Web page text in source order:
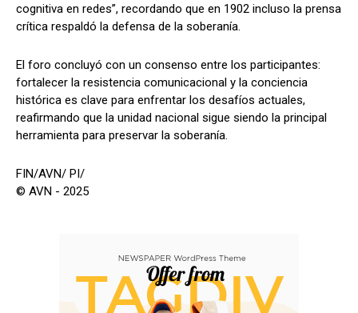
cognitiva en redes”, recordando que en 1902 incluso la prensa
crítica respaldó la defensa de la soberanía.
El foro concluyó con un consenso entre los participantes:
fortalecer la resistencia comunicacional y la conciencia
histórica es clave para enfrentar los desafíos actuales,
reafirmando que la unidad nacional sigue siendo la principal
herramienta para preservar la soberanía.
FIN/AVN/ PI/
© AVN - 2025